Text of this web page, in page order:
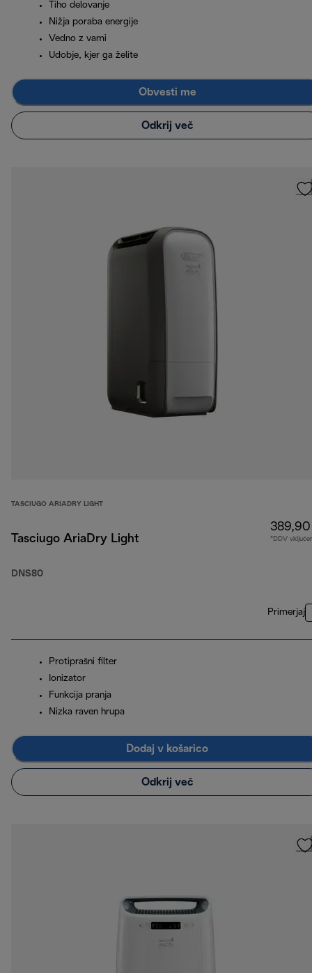
Tiho delovanje
Nižja poraba energije
Vedno z vami
Udobje, kjer ga želite
Obvesti me
Odkrij več
TASCIUGO ARIADRY LIGHT
Tasciugo AriaDry Light
DNS80
*DDV
Primerjaj
Protiprašni filter
Ionizator
Funkcija pranja
Nizka raven hrupa
Dodaj v košarico
Odkrij več